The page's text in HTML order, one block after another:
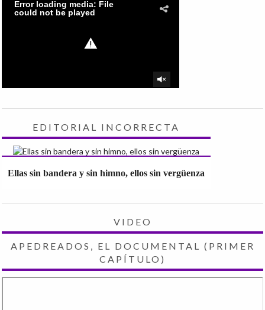
EDITORIAL INCORRECTA
Ellas sin bandera y sin himno, ellos sin vergüenza
VIDEO
APEDREADOS, EL DOCUMENTAL (PRIMER
CAPÍTULO)